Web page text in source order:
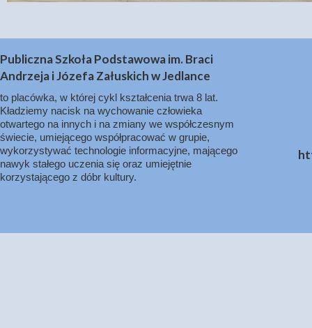
to placówka, w której cykl kształcenia trwa 8 lat.
Kładziemy nacisk na wychowanie człowieka
otwartego na innych i na zmiany we współczesnym
świecie, umiejącego współpracować w grupie,
wykorzystywać technologie informacyjne, mającego
nawyk stałego uczenia się oraz umiejętnie
korzystającego z dóbr kultury.
Publiczna Szkoła Podstawowa im. Braci
Andrzeja i Józefa Załuskich w Jedlance